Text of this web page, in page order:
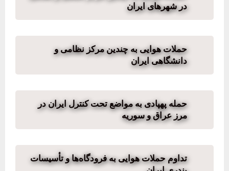
در شهرهای ایران
حملات هوایی به چندین مرکز نظامی و
دانشگاهی ایران
حمله پهپادی به مواضع تحت کنترل ایران در
مرز عراق و سوریه
تداوم حملات هوایی به فرودگاه‌ها و تأسیسات